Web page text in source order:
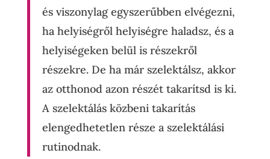
és viszonylag egyszerűbben elvégezni,
ha helyiségről helyiségre haladsz, és a
helyiségeken belül is részekről
részekre. De ha már szelektálsz, akkor
az otthonod azon részét takarítsd is ki.
A szelektálás közbeni takarítás
elengedhetetlen része a szelektálási
rutinodnak.